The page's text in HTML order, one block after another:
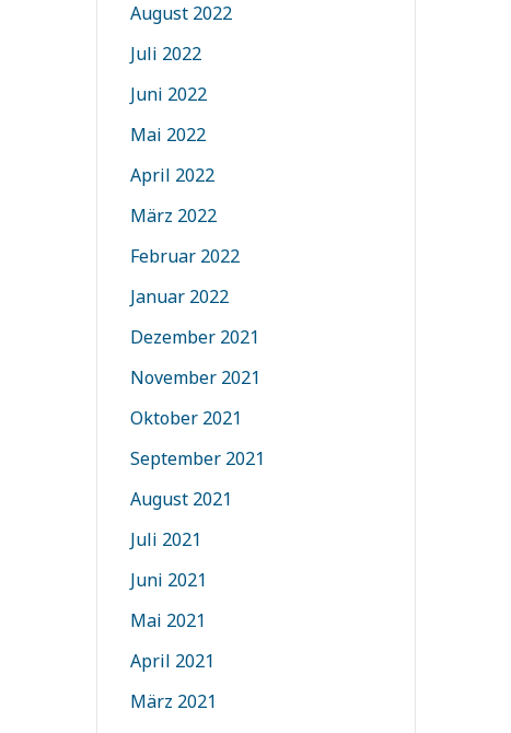
August 2022
Juli 2022
Juni 2022
Mai 2022
April 2022
März 2022
Februar 2022
Januar 2022
Dezember 2021
November 2021
Oktober 2021
September 2021
August 2021
Juli 2021
Juni 2021
Mai 2021
April 2021
März 2021